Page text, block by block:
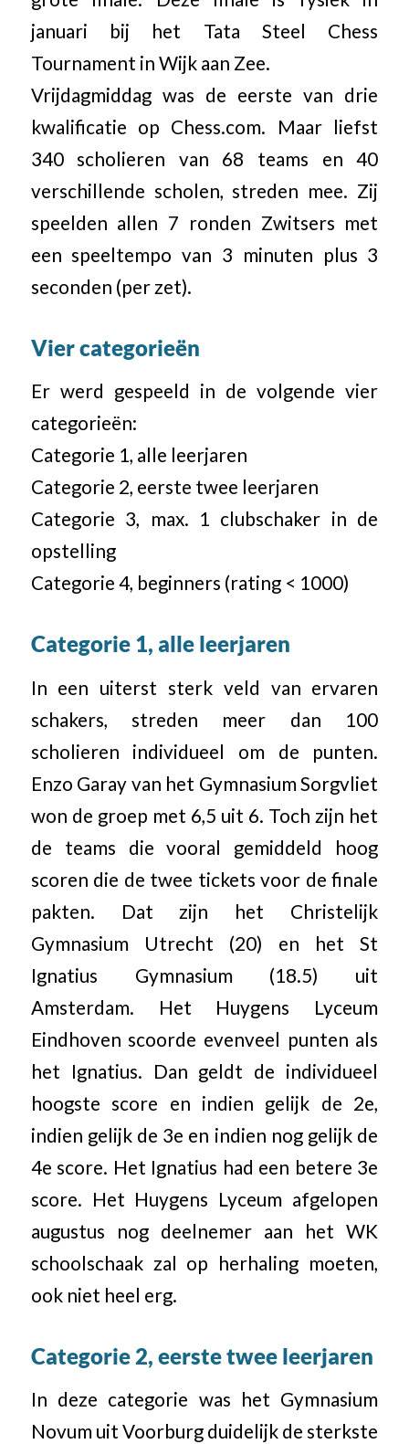
januari bij het Tata Steel Chess
Tournament in Wijk aan Zee.
Vrijdagmiddag was de eerste van drie
kwalificatie op Chess.com. Maar liefst
340 scholieren van 68 teams en 40
verschillende scholen, streden mee. Zij
speelden allen 7 ronden Zwitsers met
een speeltempo van 3 minuten plus 3
seconden (per zet).
Vier categorieën
Er werd gespeeld in de volgende vier
categorieën:
Categorie 1, alle leerjaren
Categorie 2, eerste twee leerjaren
Categorie 3, max. 1 clubschaker in de
opstelling
Categorie 4, beginners (rating < 1000)
Categorie 1, alle leerjaren
In een uiterst sterk veld van ervaren
schakers, streden meer dan 100
scholieren individueel om de punten.
Enzo Garay van het Gymnasium Sorgvliet
won de groep met 6,5 uit 6. Toch zijn het
de teams die vooral gemiddeld hoog
scoren die de twee tickets voor de finale
pakten. Dat zijn het Christelijk
Gymnasium Utrecht (20) en het St
Ignatius Gymnasium (18.5) uit
Amsterdam. Het Huygens Lyceum
Eindhoven scoorde evenveel punten als
het Ignatius. Dan geldt de individueel
hoogste score en indien gelijk de 2e,
indien gelijk de 3e en indien nog gelijk de
4e score. Het Ignatius had een betere 3e
score. Het Huygens Lyceum afgelopen
augustus nog deelnemer aan het WK
schoolschaak zal op herhaling moeten,
ook niet heel erg.
Categorie 2, eerste twee leerjaren
In deze categorie was het Gymnasium
Novum uit Voorburg duidelijk de sterkste